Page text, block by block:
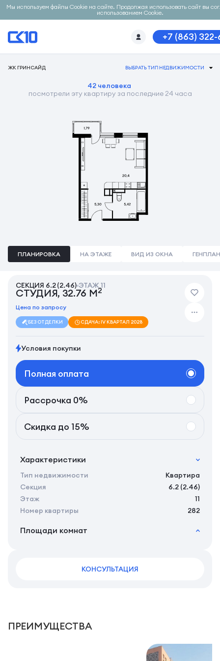
Мы используем файлы Cookie на сайте. Продолжая использовать сайт вы
использованием Cookie.
+7 (863)
ЖК ГРИНСАЙД ВЫБРАТЬ ТИП НЕДВИЖИМОСТИ
42 человека
посмотрели эту квартиру за последние 24 часа
ПЛАНИРОВКА НА ЭТАЖЕ ВИД ИЗ ОКНА ГЕНПЛАН
СЕКЦИЯ 6.2 (2.46) ЭТАЖ 11
СТУДИЯ, 32.76 М2
Цена по запросу
БЕЗ ОТДЕЛКИ СДАЧА: IV КВАРТАЛ 2028
Условия покупки
Полная оплата
Рассрочка 0%
Скидка до 15%
Характеристики
Тип недвижимости
Квартира
Секция
6.2 (2.46)
Этаж
11
Номер квартиры
282
Площади комнат
КОНСУЛЬТАЦИЯ
ПРЕИМУЩЕСТВА